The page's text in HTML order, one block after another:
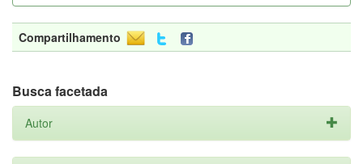
Compartilhamento
Busca facetada
Autor